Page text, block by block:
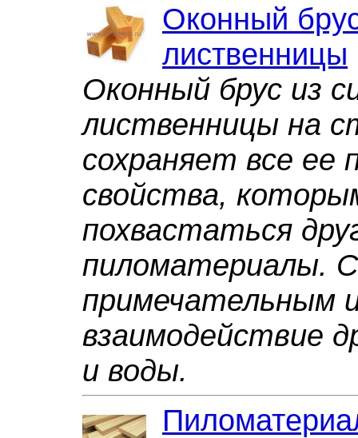
Оконный
лиственницы
Оконный брус из
лиственницы на
сохраняет все ее
свойства,
похвастаться
пиломатериалы.
примечательным
взаимодействие
и воды.